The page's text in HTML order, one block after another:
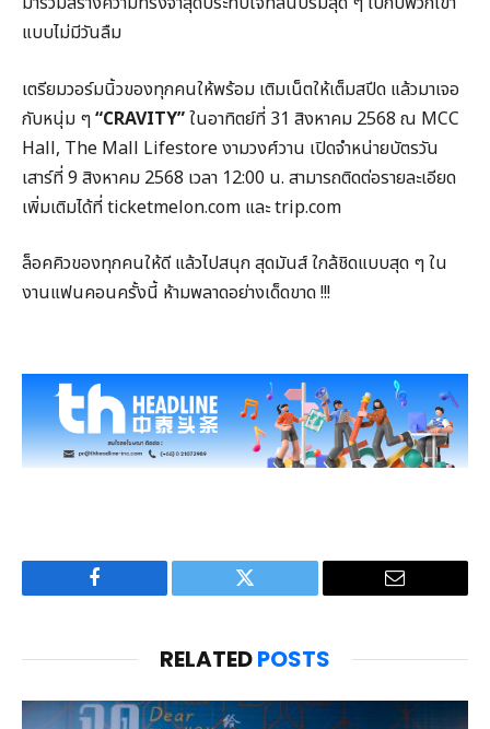
แบบไม่มีวันลืม
เตรียมวอร์มนิ้วของทุกคนให้พร้อม เติมเน็ตให้เต็มสปีด แล้วมาเจอ
กับหนุ่ม ๆ“CRAVITY”ในอาทิตย์ที่ 31 สิงหาคม 2568 ณ MCC
Hall, The Mall Lifestore งามวงศ์วาน เปิดจำหน่ายบัตรวัน
เสาร์ที่ 9 สิงหาคม 2568 เวลา 12:00 น. สามารถติดต่อรายละเอียด
เพิ่มเติมได้ที่ ticketmelon.com และ trip.com
ล็อคคิวของทุกคนให้ดี แล้วไปสนุก สุดมันส์ ใกล้ชิดแบบสุด ๆ ใน
งานแฟนคอนครั้งนี้ ห้ามพลาดอย่างเด็ดขาด !!!
Facebook Twitter Email
RELATEDPOSTS